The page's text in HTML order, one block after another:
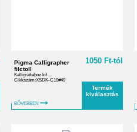
Pigma Calligrapher
filctoll
Kalligráfiához kif ...
Cikkszám:XSDK-C10#49
BŐVEBBEN
1050 Ft-tól
Termék
kiválasztás